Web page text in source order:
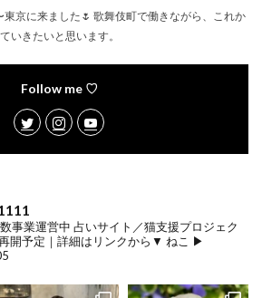
京に来ました🌷 歌舞伎町で働きながら、これか
いきたいと思います。
Follow me ♡
事業運営中 占いサイト／猫支援プロジェク
開予定｜詳細はリンクから▼ ねこ ▶︎